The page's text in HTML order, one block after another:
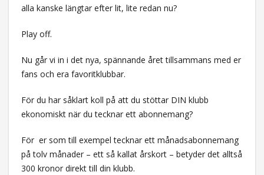
alla kanske längtar efter lit, lite redan nu?
Play off.
Nu går vi in i det nya, spännande året tillsammans med er
fans och era favoritklubbar.
För du har såklart koll på att du stöttar DIN klubb
ekonomiskt när du tecknar ett abonnemang?
För er som till exempel tecknar ett månadsabonnemang
på tolv månader – ett så kallat årskort – betyder det alltså
300 kronor direkt till din klubb.